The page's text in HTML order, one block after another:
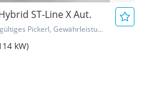
ST-Line X Aut.
Hybrid Elektro/Benzin, Automatik, gültiges Pickerl, Gewährleistung
kW)